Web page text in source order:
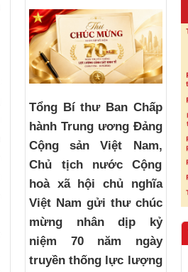
Tổng Bí thư Ban Chấp
hành Trung ương Đảng
Cộng sản Việt Nam,
Chủ tịch nước Cộng
hoà xã hội chủ nghĩa
Việt Nam gửi thư chúc
mừng nhân dịp kỷ
niệm 70 năm ngày
truyền thống lực lượng